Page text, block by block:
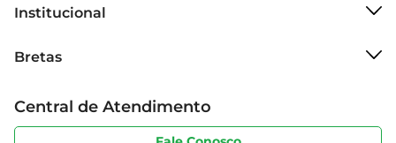
Institucional
Grupo Cencosud
Sobre privacidade
Portal do fornecedor
Bretas
Produtos Bretas
Código de ética
Central de Atendimento